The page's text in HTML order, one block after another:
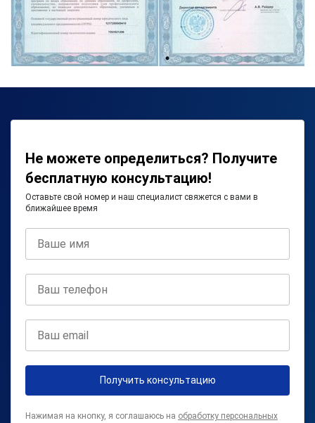
Не можете определиться? Получите
бесплатную консультацию!
Оставьте свой номер и наш специалист свяжется с вами в
ближайшее время
Получить консультацию
Нажимая на кнопку, я соглашаюсь на обработку персональных